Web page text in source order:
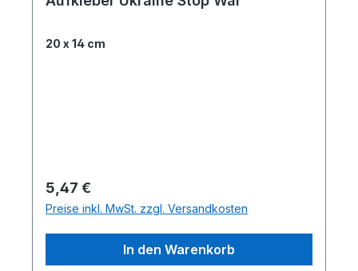
20 x 14 cm
Regulärer Preis:
5,47 €
Preise inkl. MwSt. zzgl. Versandkosten
In den Warenkorb